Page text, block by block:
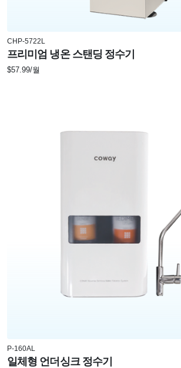
CHP-5722L
프리미엄 냉온 스탠딩 정수기
$57.99/월
P-160AL
일체형 언더싱크 정수기